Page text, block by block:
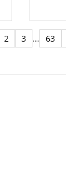
2 3 ... 63